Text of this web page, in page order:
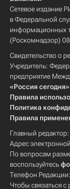
Сетевое издание
в Федеральной
информационных
(Роскомнадзор)
Свидетельство о
Учредитель:
предприятие
«Россия сегодня»
Правила
Политика
Правила
Главный редактор:
Адрес
По вопросам
воспользуйтесь
Телефон Редакции:
Чтобы связаться